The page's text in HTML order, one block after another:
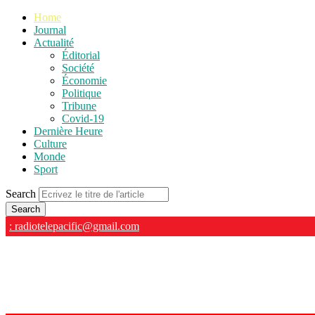
Home
Journal
Actualité
Éditorial
Société
Économie
Politique
Tribune
Covid-19
Dernière Heure
Culture
Monde
Sport
Search
: radiotelepacific@gmail.com